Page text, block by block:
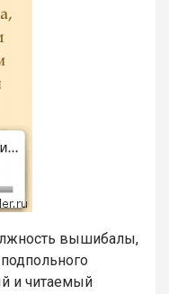
вышибалы,
и читаемый